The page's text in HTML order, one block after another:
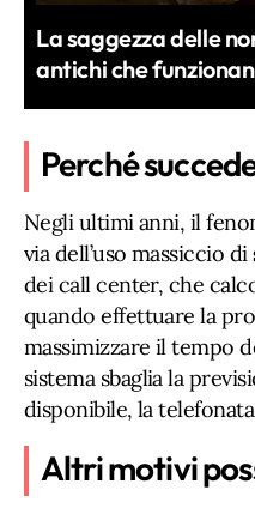
La saggezza delle
antichi che
Perché
Negli ultimi anni, il
via dell’uso massiccio di
dei call center, che
quando effettuare la
massimizzare il tempo
sistema sbaglia la
disponibile, la
Altri motivi